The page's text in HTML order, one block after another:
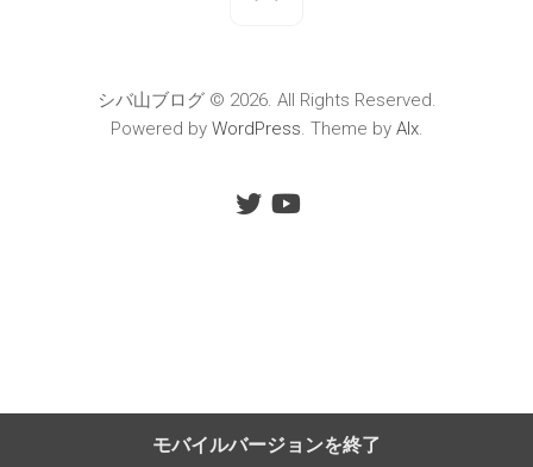
シバ山ブログ © 2026. All Rights Reserved.
Powered by WordPress. Theme by Alx.
モバイルバージョンを終了